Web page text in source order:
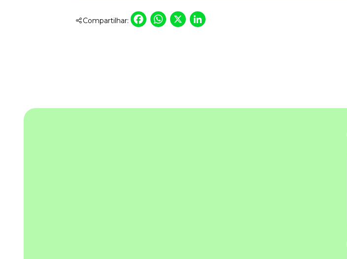
Compartilhar: Facebook
WhatsApp
X